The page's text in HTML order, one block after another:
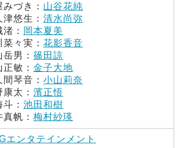
みづき： 山谷花純
津悠生： 清水尚弥
： 岡本夏美
菜々実： 花影香音
岳男： 篠田諒
正敏： 金子大地
間琴音： 小山莉奈
太： 濱正悟
： 池田和樹
帆： 梅村紗瑛
エンタテインメント